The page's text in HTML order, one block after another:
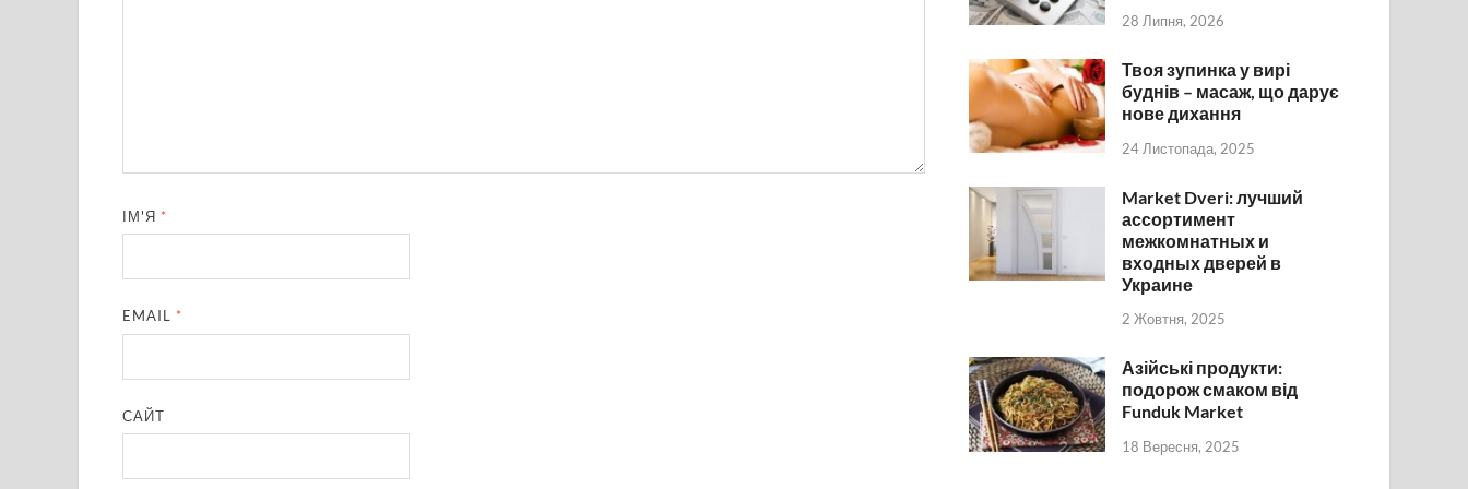
ІМ'Я *
EMAIL *
САЙТ
28 Липня, 2026
Твоя зупинка у вирі
буднів – масаж, що дарує
нове дихання
24 Листопада, 2025
Market Dveri: лучший
ассортимент
межкомнатных и
входных дверей в
Украине
2 Жовтня, 2025
Азійські продукти:
подорож смаком від
Funduk Market
18 Вересня, 2025